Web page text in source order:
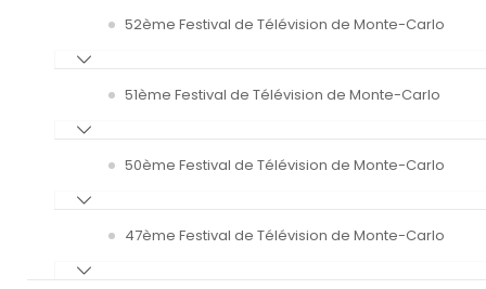
52ème Festival de Télévision de Monte-Carlo
51ème Festival de Télévision de Monte-Carlo
50ème Festival de Télévision de Monte-Carlo
47ème Festival de Télévision de Monte-Carlo